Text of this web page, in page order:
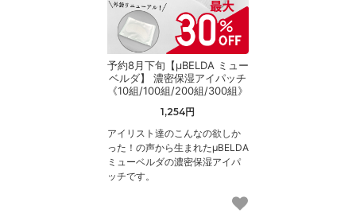
予約8月下旬【μBELDA ミュー
ベルダ】 濃密保湿アイパッチ
《10組/100組/200組/300組》
1,254円
アイリスト達のこんなの欲しか
った！の声から生まれたμBELDA
ミューベルダの濃密保湿アイパ
ッチです。